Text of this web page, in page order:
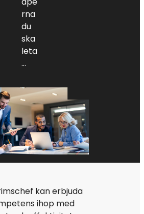
rna
du
ska
leta
…
kan erbjuda
ihop med